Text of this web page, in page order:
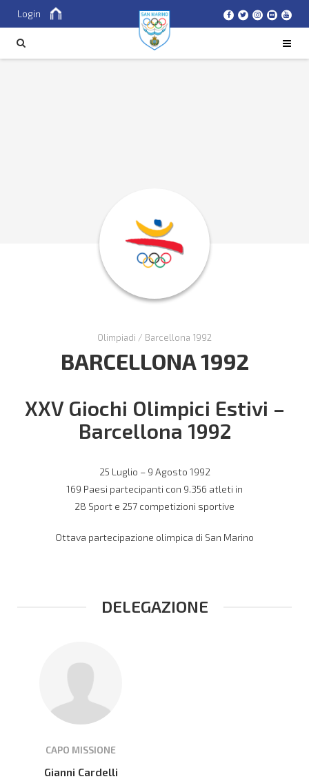
Login
Olimpiadi / Barcellona 1992
BARCELLONA 1992
XXV Giochi Olimpici Estivi –
Barcellona 1992
25 Luglio – 9 Agosto 1992
169 Paesi partecipanti con 9.356 atleti in
28 Sport e 257 competizioni sportive
Ottava partecipazione olimpica di San Marino
DELEGAZIONE
CAPO MISSIONE
Gianni Cardelli